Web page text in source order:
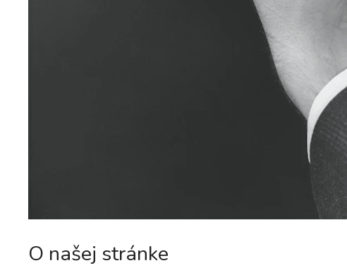
O našej stránke